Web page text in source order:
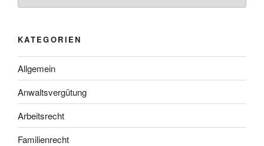
KATEGORIEN
Allgemein
Anwaltsvergütung
Arbeitsrecht
Familienrecht